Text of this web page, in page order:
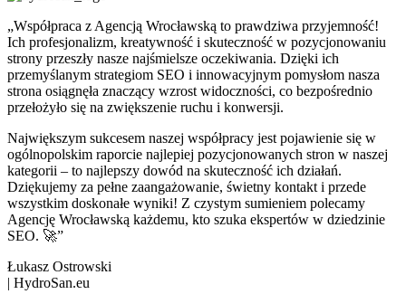
„Współpraca z Agencją Wrocławską to prawdziwa przyjemność!
Ich profesjonalizm, kreatywność i skuteczność w pozycjonowaniu
strony przeszły nasze najśmielsze oczekiwania. Dzięki ich
przemyślanym strategiom SEO i innowacyjnym pomysłom nasza
strona osiągnęła znaczący wzrost widoczności, co bezpośrednio
przełożyło się na zwiększenie ruchu i konwersji.
Największym sukcesem naszej współpracy jest pojawienie się w
ogólnopolskim raporcie najlepiej pozycjonowanych stron w naszej
kategorii – to najlepszy dowód na skuteczność ich działań.
Dziękujemy za pełne zaangażowanie, świetny kontakt i przede
wszystkim doskonałe wyniki! Z czystym sumieniem polecamy
Agencję Wrocławską każdemu, kto szuka ekspertów w dziedzinie
SEO. 🚀”
Łukasz Ostrowski
| HydroSan.eu